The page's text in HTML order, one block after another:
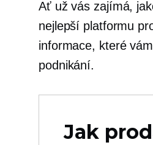
Ať už vás zajímá,
nejlepší platformu
informace, které
podnikání.
Jak